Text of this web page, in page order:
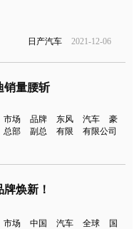
日产汽车 2021-12-06
销量腰斩
市场 品牌 东风 汽车
豪
总部 副总 有限
有限公司
焕新！
市场 中国 汽车 全球
国